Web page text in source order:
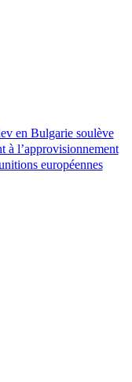
en Bulgarie soulève
à l’approvisionnement
européennes